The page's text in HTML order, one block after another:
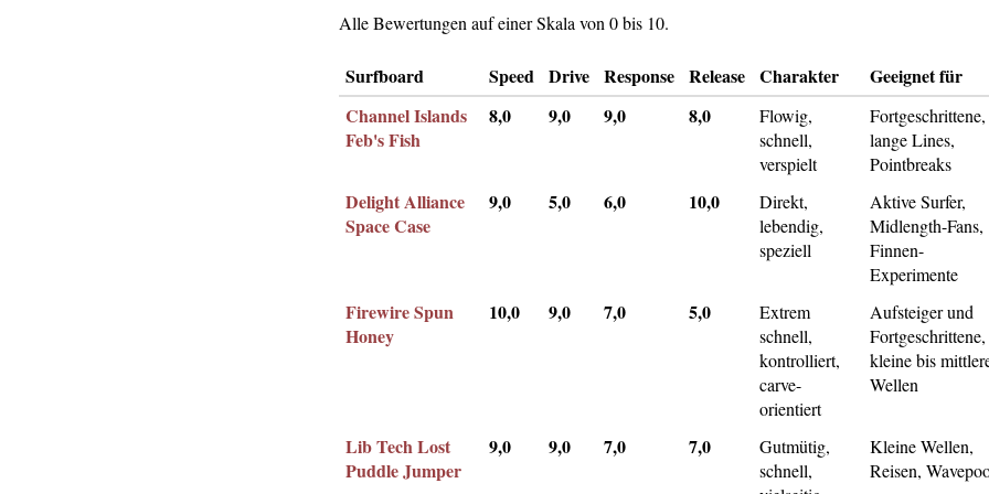
Alle Bewertungen auf einer Skala von 0 bis 10.
Surfboard Speed Drive Response Release Charakter
Geeignet für
Channel Islands
Feb's Fish
8,0 9,0 9,0 8,0
Flowig,
schnell,
verspielt
Fortgeschrittene,
lange Lines,
Pointbreaks
Delight Alliance
Space Case
9,0 5,0 6,0 10,0
Direkt,
lebendig,
speziell
Aktive Surfer,
Midlength-Fans,
Finnen-
Experimente
Firewire Spun
Honey
10,0 9,0 7,0 5,0
Extrem
schnell,
kontrolliert,
carve-
orientiert
Aufsteiger und
Fortgeschrittene,
kleine bis
Wellen
Lib Tech Lost
Puddle Jumper
9,0 9,0 7,0 7,0
Gutmütig,
schnell,
Kleine Wellen,
Reisen,